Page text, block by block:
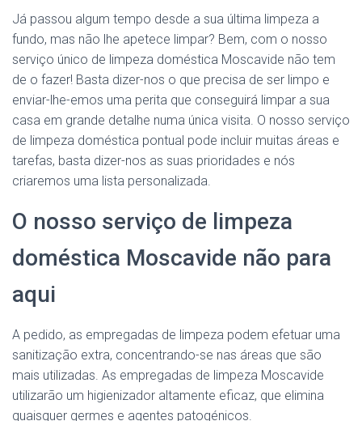
Já passou algum tempo desde a sua última limpeza a
fundo, mas não lhe apetece limpar? Bem, com o nosso
serviço único de limpeza doméstica Moscavide não tem
de o fazer! Basta dizer-nos o que precisa de ser limpo e
enviar-lhe-emos uma perita que conseguirá limpar a sua
casa em grande detalhe numa única visita. O nosso serviço
de limpeza doméstica pontual pode incluir muitas áreas e
tarefas, basta dizer-nos as suas prioridades e nós
criaremos uma lista personalizada.
O nosso serviço de limpeza
doméstica Moscavide não para
aqui
A pedido, as empregadas de limpeza podem efetuar uma
sanitização extra, concentrando-se nas áreas que são
mais utilizadas. As empregadas de limpeza Moscavide
utilizarão um higienizador altamente eficaz, que elimina
quaisquer germes e agentes patogénicos.